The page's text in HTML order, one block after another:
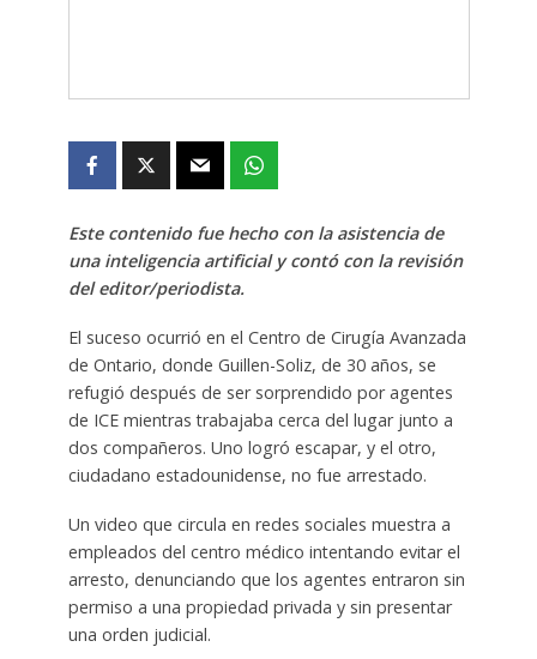
Este contenido fue hecho con la asistencia de
una inteligencia artificial y contó con la revisión
del editor/periodista.
El suceso ocurrió en el Centro de Cirugía Avanzada
de Ontario, donde Guillen-Soliz, de 30 años, se
refugió después de ser sorprendido por agentes
de ICE mientras trabajaba cerca del lugar junto a
dos compañeros. Uno logró escapar, y el otro,
ciudadano estadounidense, no fue arrestado.
Un video que circula en redes sociales muestra a
empleados del centro médico intentando evitar el
arresto, denunciando que los agentes entraron sin
permiso a una propiedad privada y sin presentar
una orden judicial.